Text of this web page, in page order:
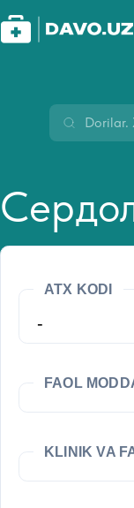
ATX KODI
-
FAOL
KLINIK VA